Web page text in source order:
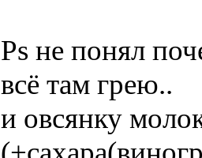
Ps не понял
всё там грею..
и овсянку